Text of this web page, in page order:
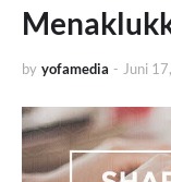
by yofamedia - Juni